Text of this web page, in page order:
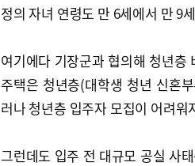
정의 자녀 연령도 만 6세에서 만 9
여기에다 기장군과 협의해 청년층
주택은 청년층(대학생 청년 신혼
러나 청년층 입주자 모집이 어려
그런데도 입주 전 대규모 공실 사